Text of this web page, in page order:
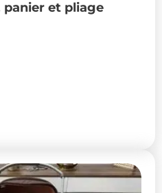
panier et pliage